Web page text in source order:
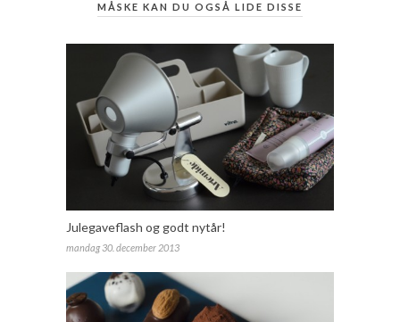
MÅSKE KAN DU OGSÅ LIDE DISSE
Julegaveflash og godt nytår!
mandag 30. december 2013